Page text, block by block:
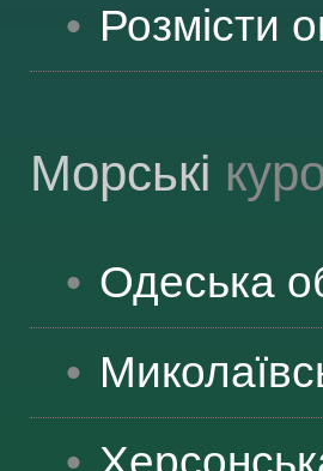
Розмісти
Морські
Одеська